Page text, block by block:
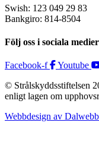
Swish: 123 049 29 83
Bankgiro: 814-8504
Följ oss i sociala medier
Facebook-f Youtube
© Strålskyddsstiftelsen
enligt lagen om
Webbdesign av